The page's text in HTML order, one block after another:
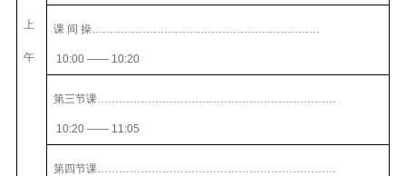
上
午
课 间 操………………………………………………………
10:00 —— 10:20
第三节课…………………………………………………………
10:20 —— 11:05
第四节课…………………………………………………………